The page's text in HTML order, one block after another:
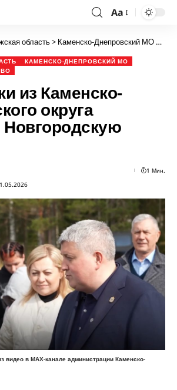
Aa
область> Каменско-Днепровский МО
КАМЕНСКО-ДНЕПРОВСКИЙ МО
из Каменско-
округа
Новгородскую
1 Мин.
видео в МАХ-канале администрации Каменско-